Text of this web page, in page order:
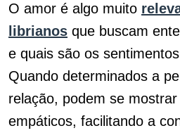
O amor é algo muito
librianos que buscam
e quais são os
Quando determinados a
relação, podem se
empáticos, facilitando a